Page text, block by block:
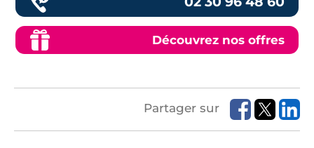
Découvrez nos offres
Partager sur